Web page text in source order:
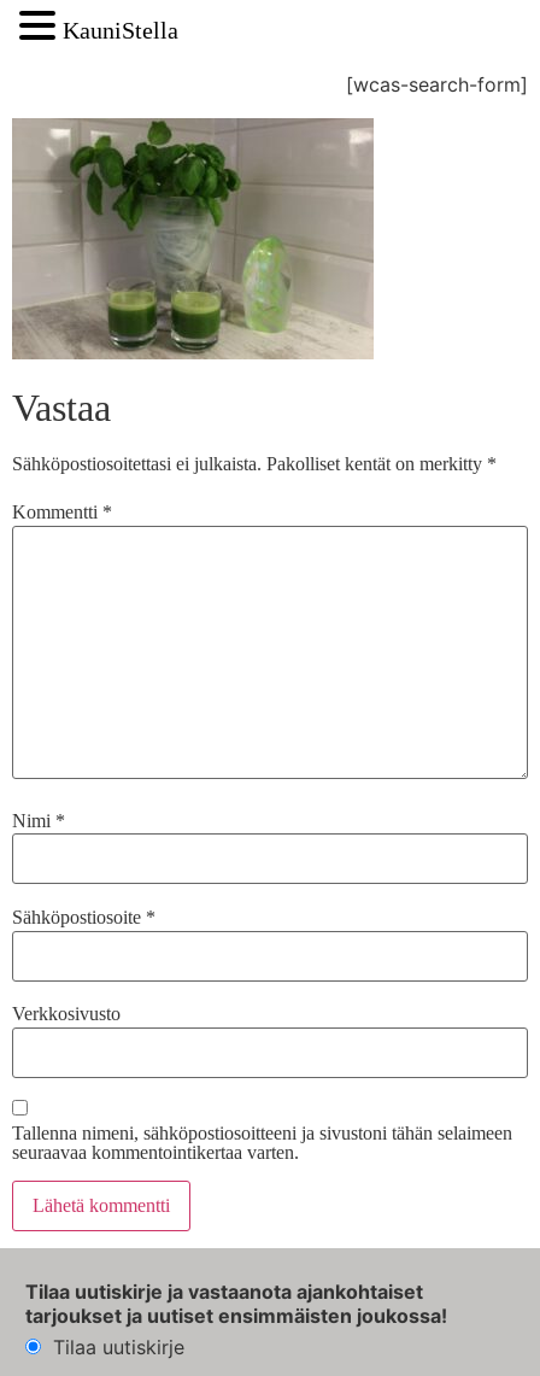
[wcas-search-form]
Vastaa
Sähköpostiosoitettasi ei julkaista. Pakolliset kentät on merkitty *
Kommentti *
Nimi *
Sähköpostiosoite *
Verkkosivusto
Tallenna nimeni, sähköpostiosoitteeni ja sivustoni tähän selaimeen
seuraavaa kommentointikertaa varten.
Tilaa uutiskirje ja vastaanota ajankohtaiset
tarjoukset ja uutiset ensimmäisten joukossa!
Tilaa uutiskirje
KauniStella